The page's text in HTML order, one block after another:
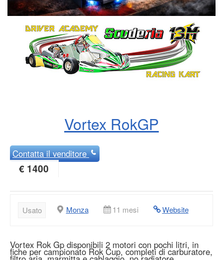
Vortex RokGP
Contattail venditore
€ 1400
Usato Monza 11 mesi Website
Vortex Rok Gp disponibili 2 motori con pochi litri, in
fiche per campionato Rok Cup, completi di carburatore,